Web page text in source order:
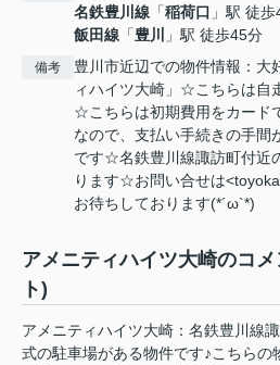
名鉄豊川線 「稲荷口 」駅 徒
飯田線 「豊川 」駅 徒歩45分
備考
豊川市近辺での物件情報：大
ィハイツ大崎」☆こちらは自
☆こちらは初期費用をカード
なので、支払い手続きの手
です☆名鉄豊川線諏訪町付近
ります☆お問い合せは
お待ちしております(*´ω`*)
アメニティハイツ大崎のコ
ト)
アメニティハイツ大崎：名鉄豊川線
式の駐車場がある物件です♪こちらの